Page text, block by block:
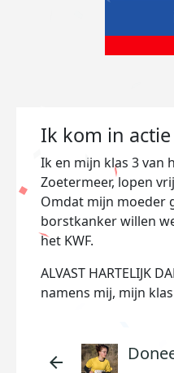
Ik kom in
Ik en mijn klas 3 van
Zoetermeer, lopen
Omdat mijn moeder
borstkanker willen
het KWF.
ALVAST HARTELIJK
namens mij, mijn
arrow_back